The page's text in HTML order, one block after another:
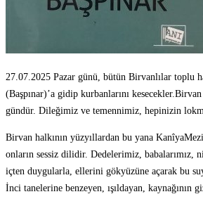
27.07.2025 Pazar günü, bütün Birvanlılar toplu
(Başpınar)’a gidip kurbanlarını
gündür. Dileğimiz ve temennimiz, hepinizin
Birvan halkının yüzyıllardan bu yana
onların sessiz dilidir. Dedelerimiz, babalarımız,
içten duygularla, ellerini gökyüzüne açarak bu
İnci tanelerine benzeyen, ışıldayan, kaynağının